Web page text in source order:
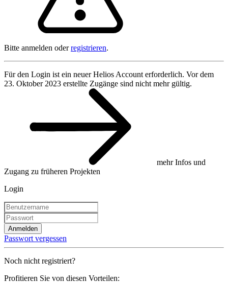
Bitte anmelden oderregistrieren.
Für den Login ist ein neuer Helios Account erforderlich. Vor dem
23. Oktober 2023 erstellte Zugänge sind nicht mehr gültig.
mehr Infos und
Zugang zu früheren Projekten
Login
Anmelden
Passwort vergessen
Noch nicht registriert?
Profitieren Sie von diesen Vorteilen: